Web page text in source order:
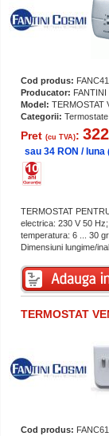
Cod produs:
Producator: FANTINI
Model: TERMOSTAT
Categorii:
Pret (cu TVA):
sau 34 RON / luna
TERMOSTAT
electrica: 230 V 50
temperatura: 6 ... 30
Dimensiuni lungime/
TERMOSTAT
Cod produs: FANC61